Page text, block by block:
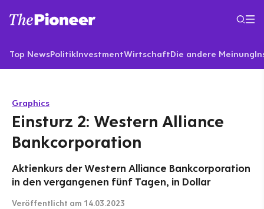
Top NewsPolitikInvestmentWirtschaftDie andere Meinung
Graphics
Einsturz 2: Western Alliance
Bankcorporation
Aktienkurs der Western Alliance Bankcorporation
in den vergangenen fünf Tagen, in Dollar
Veröffentlicht am 14.03.2023